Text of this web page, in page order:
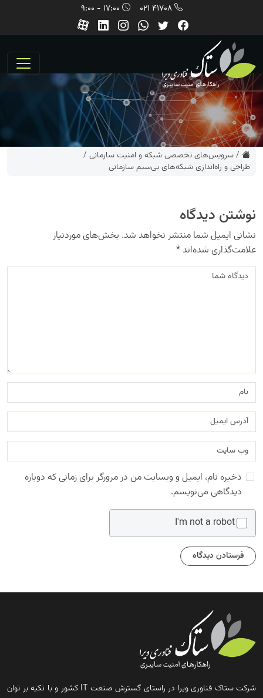
41708 021
/سرویس‌های تخصصی شبکه و امنیت سازمانی /
طراحی و راه‌اندازی شبکه‌های بی‌سیم سازمانی
نوشتن دیدگاه
نشانی ایمیل شما منتشر نخواهد شد. بخش‌های موردنیاز
علامت‌گذاری شده‌اند*
ذخیره نام، ایمیل و وبسایت من در مرورگر برای زمانی که دوباره
دیدگاهی می‌نویسم.
I'm not a robot
شرکت ستاک فناوری ویرا در راستای گسترش صنعت IT کشور و با تکیه بر توان